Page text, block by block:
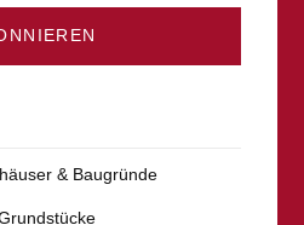
& Baugründe